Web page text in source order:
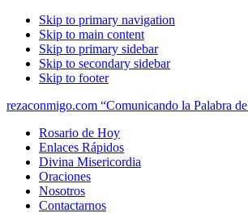
Skip to primary navigation
Skip to main content
Skip to primary sidebar
Skip to secondary sidebar
Skip to footer
rezaconmigo.com “Comunicando la Palabra
Rosario de Hoy
Enlaces Rápidos
Divina Misericordia
Oraciones
Nosotros
Contactarnos